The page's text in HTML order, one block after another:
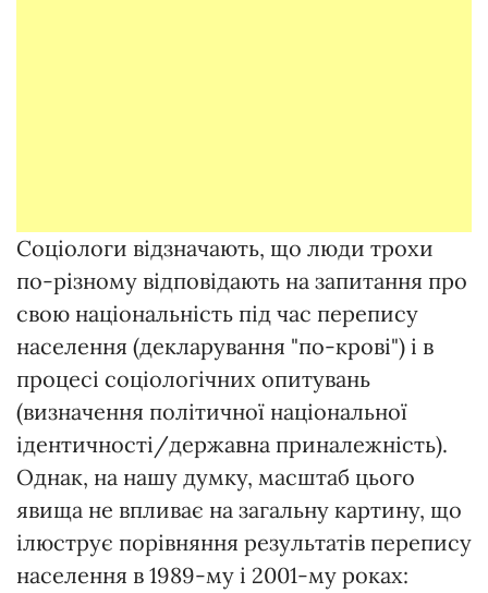
Соціологи відзначають, що люди трохи
по-різному відповідають на запитання про
свою національність під час перепису
населення (декларування "по-крові") і в
процесі соціологічних опитувань
(визначення політичної національної
ідентичності/державна приналежність).
Однак, на нашу думку, масштаб цього
явища не впливає на загальну картину, що
ілюструє порівняння результатів перепису
населення в 1989-му і 2001-му роках: